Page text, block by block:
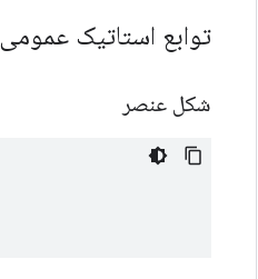
توابع استاتیک عمومی
شکل عنصر